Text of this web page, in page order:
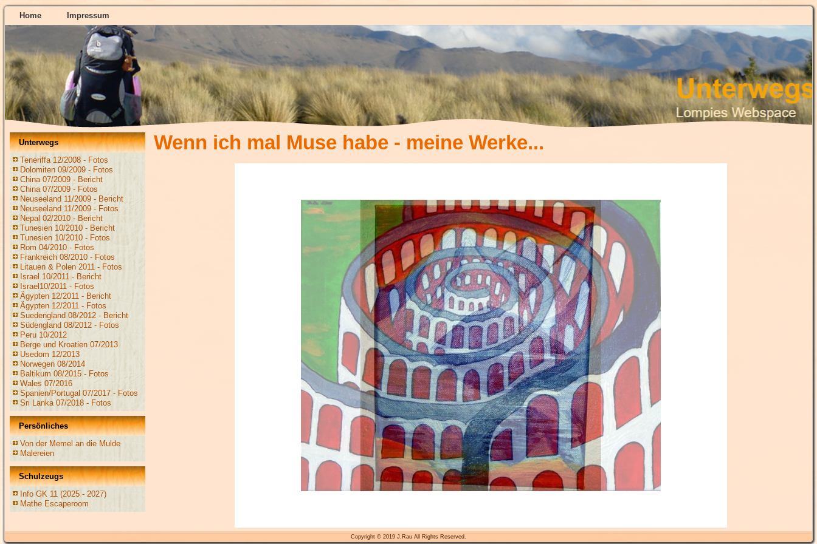
Home Impressum
Unterwegs
Teneriffa 12/2008 - Fotos
Dolomiten 09/2009 - Fotos
China 07/2009 - Bericht
China 07/2009 - Fotos
Neuseeland 11/2009 - Bericht
Neuseeland 11/2009 - Fotos
Nepal 02/2010 - Bericht
Tunesien 10/2010 - Bericht
Tunesien 10/2010 - Fotos
Rom 04/2010 - Fotos
Frankreich 08/2010 - Fotos
Litauen & Polen 2011 - Fotos
Israel 10/2011 - Bericht
Israel10/2011 - Fotos
Ägypten 12/2011 - Bericht
Ägypten 12/2011 - Fotos
Suedengland 08/2012 - Bericht
Südengland 08/2012 - Fotos
Peru 10/2012
Berge und Kroatien 07/2013
Usedom 12/2013
Norwegen 08/2014
Baltikum 08/2015 - Fotos
Wales 07/2016
Spanien/Portugal 07/2017 - Fotos
Sri Lanka 07/2018 - Fotos
Persönliches
Von der Memel an die Mulde
Malereien
Schulzeugs
Info GK 11 (2025 - 2027)
Mathe Escaperoom
Wenn ich mal Muse habe - meine Werke...
Copyright © 2019 J.Rau All Rights Reserved.